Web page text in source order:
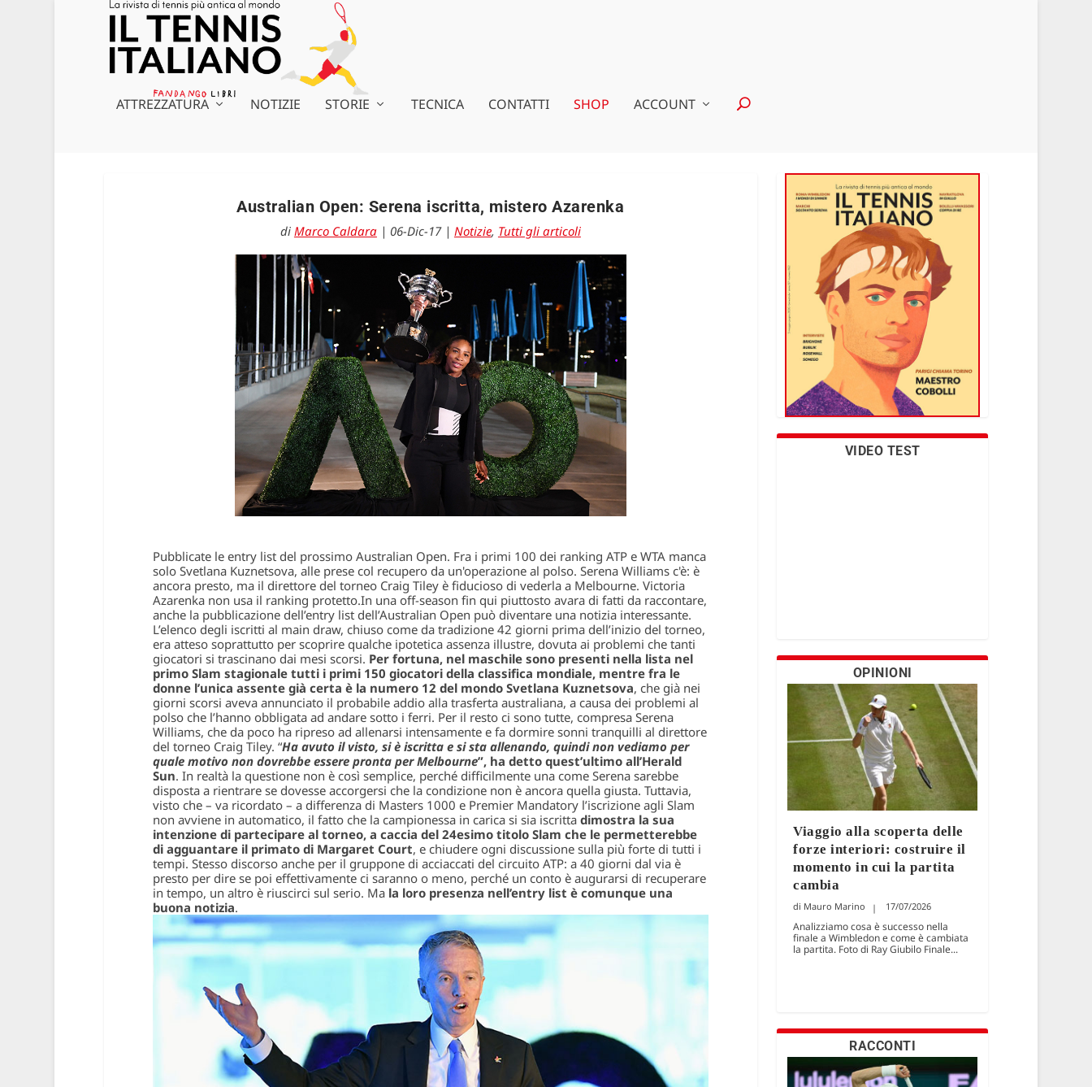
ATTREZZATURA NOTIZIE STORIE TECNICA CONTATTI SHOP ACCOUNT
Australian Open: Serena iscritta, mistero Azarenka
di Marco Caldara| 06-Dic-17| Notizie, Tutti gli articoli
Pubblicate le entry list del prossimo Australian Open. Fra i primi 100 dei ranking ATP e WTA manca
solo Svetlana Kuznetsova, alle prese col recupero da un'operazione al polso. Serena Williams c'è: è
ancora presto, ma il direttore del torneo Craig Tiley è fiducioso di vederla a Melbourne. Victoria
Azarenka non usa il ranking protetto.In una off-season fin qui piuttosto avara di fatti da raccontare,
anche la pubblicazione dell’entry list dell’Australian Open può diventare una notizia interessante.
L’elenco degli iscritti al main draw, chiuso come da tradizione 42 giorni prima dell’inizio del torneo,
era atteso soprattutto per scoprire qualche ipotetica assenza illustre, dovuta ai problemi che tanti
giocatori si trascinano dai mesi scorsi. Per fortuna, nel maschile sono presenti nella lista nel
primo Slam stagionale tutti i primi 150 giocatori della classifica mondiale, mentre fra le
donne l’unica assente già certa è la numero 12 del mondo Svetlana Kuznetsova, che già nei
giorni scorsi aveva annunciato il probabile addio alla trasferta australiana, a causa dei problemi al
polso che l’hanno obbligata ad andare sotto i ferri. Per il resto ci sono tutte, compresa Serena
Williams, che da poco ha ripreso ad allenarsi intensamente e fa dormire sonni tranquilli al direttore
del torneo Craig Tiley. “Ha avuto il visto, si è iscritta e si sta allenando, quindi non vediamo per
quale motivo non dovrebbe essere pronta per Melbourne”, ha detto quest’ultimo all’Herald
Sun. In realtà la questione non è così semplice, perché difficilmente una come Serena sarebbe
disposta a rientrare se dovesse accorgersi che la condizione non è ancora quella giusta. Tuttavia,
visto che – va ricordato – a differenza di Masters 1000 e Premier Mandatory l’iscrizione agli Slam
non avviene in automatico, il fatto che la campionessa in carica si sia iscritta dimostra la sua
intenzione di partecipare al torneo, a caccia del 24esimo titolo Slam che le permetterebbe
di agguantare il primato di Margaret Court, e chiudere ogni discussione sulla più forte di tutti i
tempi. Stesso discorso anche per il gruppone di acciaccati del circuito ATP: a 40 giorni dal via è
presto per dire se poi effettivamente ci saranno o meno, perché un conto è augurarsi di recuperare
in tempo, un altro è riuscirci sul serio. Mala loro presenza nell’entry list è comunque una
buona notizia.
VIDEO TEST
OPINIONI
Viaggio alla scoperta delle
forze interiori: costruire il
momento in cui la partita
cambia
Mauro Marino 17/07/2026
Analizziamo cosa è successo nella
finale a Wimbledon e come è cambiata
la partita. Foto di Ray Giubilo Finale...
RACCONTI